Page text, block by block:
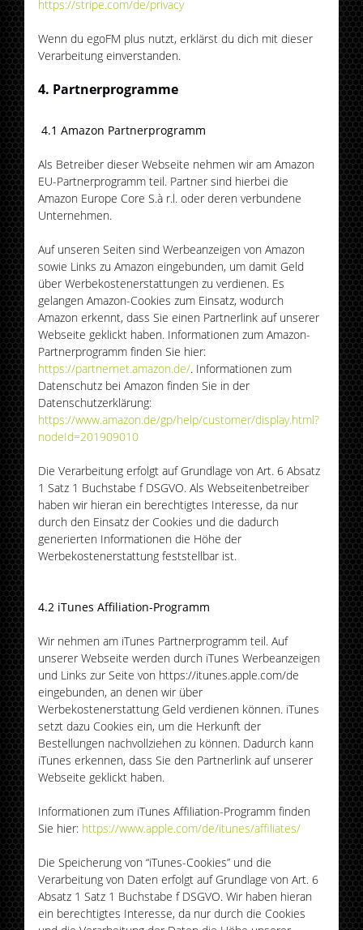
https://stripe.com/de/privacy
Wenn du egoFM plus nutzt, erklärst du dich mit dieser
Verarbeitung einverstanden.
4. Partnerprogramme
4.1 Amazon Partnerprogramm
Als Betreiber dieser Webseite nehmen wir am Amazon
EU-Partnerprogramm teil. Partner sind hierbei die
Amazon Europe Core S.à r.l. oder deren verbundene
Unternehmen.
Auf unseren Seiten sind Werbeanzeigen von Amazon
sowie Links zu Amazon eingebunden, um damit Geld
über Werbekostenerstattungen zu verdienen. Es
gelangen Amazon-Cookies zum Einsatz, wodurch
Amazon erkennt, dass Sie einen Partnerlink auf unserer
Webseite geklickt haben. Informationen zum Amazon-
Partnerprogramm finden Sie hier:
https://partnernet.amazon.de/. Informationen zum
Datenschutz bei Amazon finden Sie in der
Datenschutzerklärung:
https://www.amazon.de/gp/help/customer/display.html?
nodeId=201909010
Die Verarbeitung erfolgt auf Grundlage von Art. 6 Absatz
1 Satz 1 Buchstabe f DSGVO. Als Webseitenbetreiber
haben wir hieran ein berechtigtes Interesse, da nur
durch den Einsatz der Cookies und die dadurch
generierten Informationen die Höhe der
Werbekostenerstattung feststellbar ist.
4.2 iTunes Affiliation-Programm
Wir nehmen am iTunes Partnerprogramm teil. Auf
unserer Webseite werden durch iTunes Werbeanzeigen
und Links zur Seite von https://itunes.apple.com/de
eingebunden, an denen wir über
Werbekostenerstattung Geld verdienen können. iTunes
setzt dazu Cookies ein, um die Herkunft der
Bestellungen nachvollziehen zu können. Dadurch kann
iTunes erkennen, dass Sie den Partnerlink auf unserer
Webseite geklickt haben.
Informationen zum iTunes Affiliation-Programm finden
Sie hier: https://www.apple.com/de/itunes/affiliates/
Die Speicherung von “iTunes-Cookies” und die
Verarbeitung von Daten erfolgt auf Grundlage von Art. 6
Absatz 1 Satz 1 Buchstabe f DSGVO. Wir haben hieran
ein berechtigtes Interesse, da nur durch die Cookies